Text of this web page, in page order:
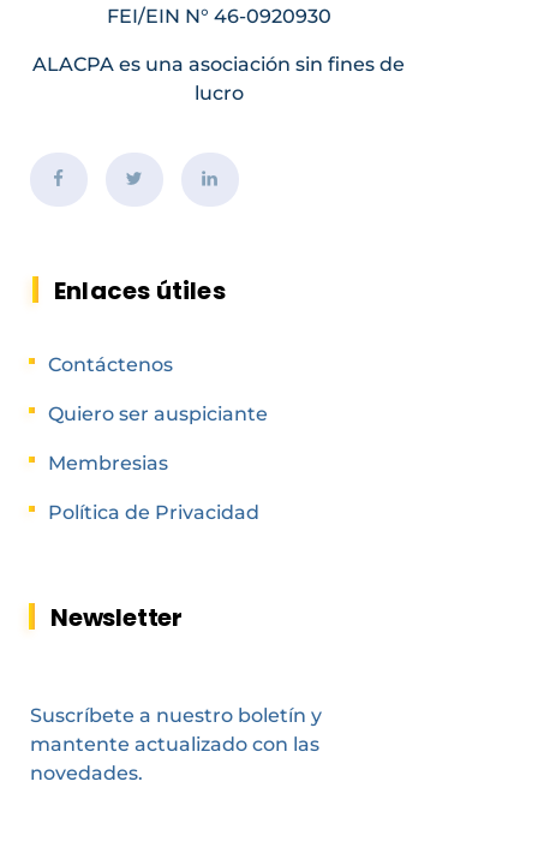
FEI/EIN N° 46-0920930
ALACPA es una asociación sin fines de
lucro
Enlaces útiles
Contáctenos
Quiero ser auspiciante
Membresias
Política de Privacidad
Newsletter
Suscríbete a nuestro boletín y
mantente actualizado con las
novedades.